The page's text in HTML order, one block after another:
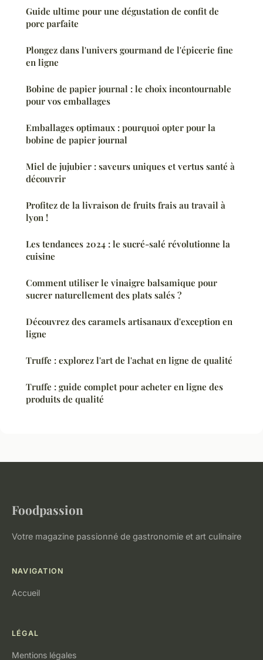
Guide ultime pour une dégustation de confit de
porc parfaite
Plongez dans l'univers gourmand de l'épicerie fine
en ligne
Bobine de papier journal : le choix incontournable
pour vos emballages
Emballages optimaux : pourquoi opter pour la
bobine de papier journal
Miel de jujubier : saveurs uniques et vertus santé à
découvrir
Profitez de la livraison de fruits frais au travail à
lyon !
Les tendances 2024 : le sucré-salé révolutionne la
cuisine
Comment utiliser le vinaigre balsamique pour
sucrer naturellement des plats salés ?
Découvrez des caramels artisanaux d'exception en
ligne
Truffe : explorez l'art de l'achat en ligne de qualité
Truffe : guide complet pour acheter en ligne des
produits de qualité
Foodpassion
Votre magazine passionné de gastronomie et art culinaire
NAVIGATION
Accueil
LÉGAL
Mentions légales